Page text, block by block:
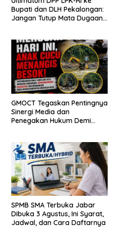
Bupati dan DLH Pekalongan:
Jangan Tutup Mata Dugaan
Hukum Sampai Tingkat Pusat
GMOCT Tegaskan Pentingnya
Sinergi Media dan
Penegakan Hukum Demi
SPMB SMA Terbuka Jabar
Dibuka 3 Agustus, Ini Syarat,
Jadwal, dan Cara Daftarnya